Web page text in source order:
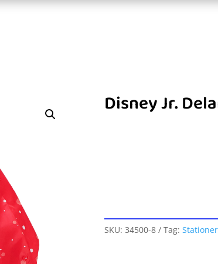
Disney Jr.
SKU: 34500-8 Tag: